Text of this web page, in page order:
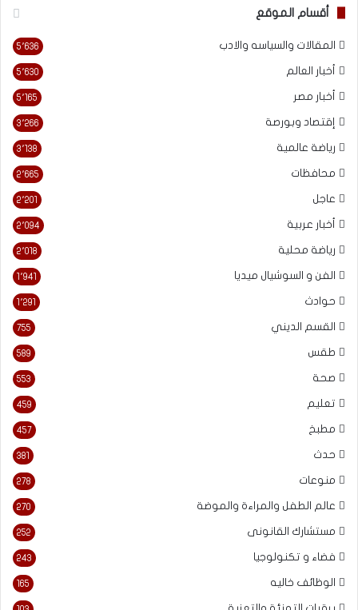
أقسام الموقع
المقالات والسياسه والادب 5٬636
أخبار العالم 5٬630
أخبار مصر 5٬165
إقتصاد وبورصة 3٬266
رياضة عالمية 3٬138
محافظات 2٬665
عاجل 2٬201
أخبار عربية 2٬094
رياضة محلية 2٬018
الفن و السوشيال ميديا 1٬941
حوادث 1٬291
القسم الديني 755
طقس 589
صحة 553
تعليم 459
مطبخ 457
حدث 381
منوعات 278
عالم الطفل والمراءة والموضة 270
مستشارك القانونى 252
فضاء و تكنولوجيا 243
الوظائف خاليه 165